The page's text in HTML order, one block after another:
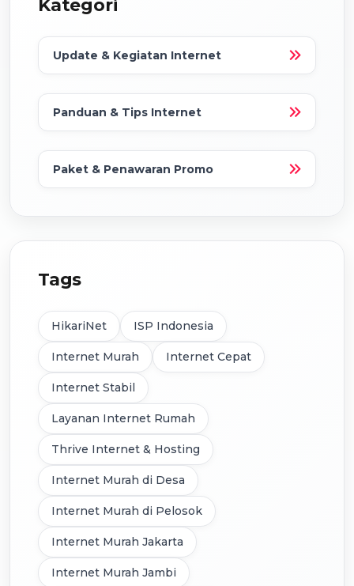
Kategori
Update & Kegiatan Internet
Panduan & Tips Internet
Paket & Penawaran Promo
Tags
HikariNet ISP Indonesia
Internet Murah Internet Cepat
Internet Stabil
Layanan Internet Rumah
Thrive Internet & Hosting
Internet Murah di Desa
Internet Murah di Pelosok
Internet Murah Jakarta
Internet Murah Jambi